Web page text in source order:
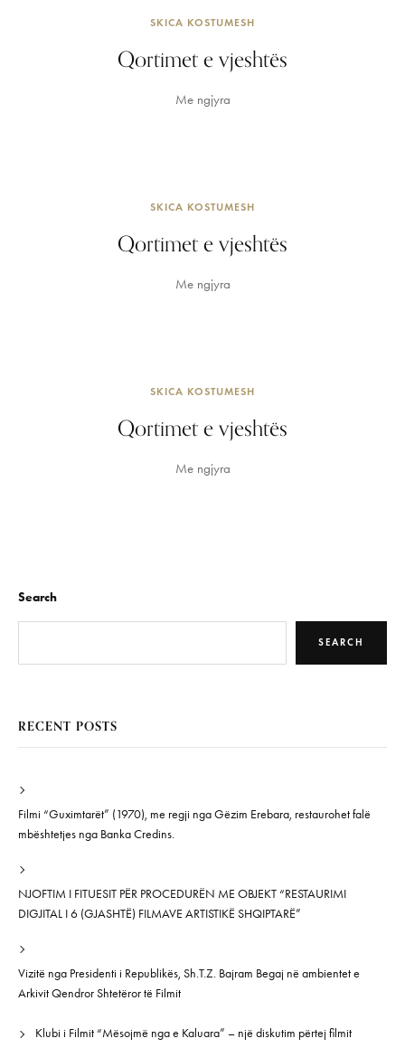
SKICA KOSTUMESH
Qortimet e vjeshtës
Me ngjyra
SKICA KOSTUMESH
Qortimet e vjeshtës
Me ngjyra
SKICA KOSTUMESH
Qortimet e vjeshtës
Me ngjyra
Search
SEARCH
RECENT POSTS
Filmi “Guximtarët” (1970), me regji nga Gëzim Erebara, restaurohet falë
mbështetjes nga Banka Credins.
NJOFTIM I FITUESIT PËR PROCEDURËN ME OBJEKT “RESTAURIMI
DIGJITAL I 6 (GJASHTË) FILMAVE ARTISTIKË SHQIPTARË”
Vizitë nga Presidenti i Republikës, Sh.T.Z. Bajram Begaj në ambientet e
Arkivit Qendror Shtetëror të Filmit
Klubi i Filmit “Mësojmë nga e Kaluara” – një diskutim përtej filmit